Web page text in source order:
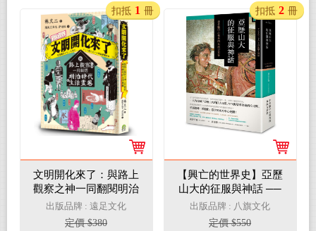
文明開化來了：與路上
觀察之神一同翻閱明治
時代的生活畫卷
出版品牌 : 遠足文化
定價 $380
扣抵 1 冊
【興亡的世界史】亞歷
山大的征服與神話 ──
非希臘中心視角的東西
方世界
出版品牌 : 八旗文化
定價 $550
扣抵 2 冊